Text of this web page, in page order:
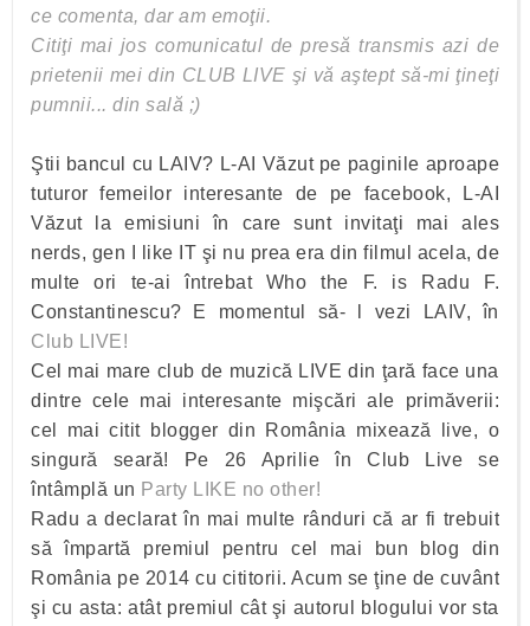
ce comenta, dar am emoţii.
Citiţi mai jos comunicatul de presă transmis azi de
prietenii mei din CLUB LIVE şi vă aştept să-mi ţineţi
pumnii... din sală ;)
Ştii bancul cu LAIV? L-AI Văzut pe paginile aproape
tuturor femeilor interesante de pe facebook, L-AI
Văzut la emisiuni în care sunt invitaţi mai ales
nerds, gen I like IT şi nu prea era din filmul acela, de
multe ori te-ai întrebat Who the F. is Radu F.
Constantinescu? E momentul să- l vezi LAIV, în
Club LIVE!
Cel mai mare club de muzică LIVE din ţară face una
dintre cele mai interesante mişcări ale primăverii:
cel mai citit blogger din România mixează live, o
singură seară! Pe 26 Aprilie în Club Live se
întâmplă un Party LIKE no other!
Radu a declarat în mai multe rânduri că ar fi trebuit
să împartă premiul pentru cel mai bun blog din
România pe 2014 cu cititorii. Acum se ţine de cuvânt
şi cu asta: atât premiul cât şi autorul blogului vor sta